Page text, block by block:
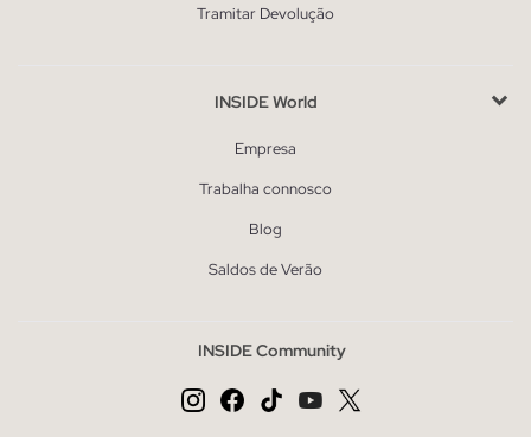
Tramitar Devolução
INSIDE World
Empresa
Trabalha connosco
Blog
Saldos de Verão
INSIDE Community